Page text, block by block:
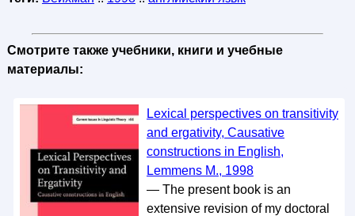
Смотрите также учебники, книги и учебные
материалы:
Lexical perspectives on transitivity
and ergativity, Causative
constructions in English,
Lemmens M., 1998
— The present book is an
extensive revision of my doctoral